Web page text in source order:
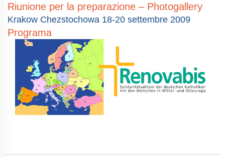
Riunione per la preparazione – Photogallery
Krakow Chezstochowa 18-20 settembre 2009
Programa